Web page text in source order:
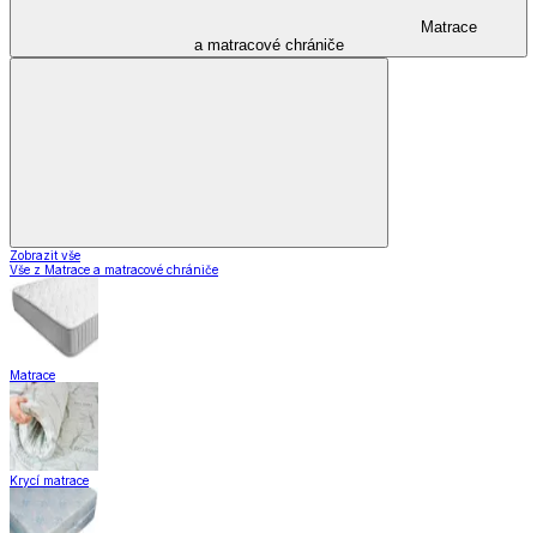
Matrace
a matracové chrániče
Zobrazit vše
Vše z Matrace a matracové chrániče
Matrace
Krycí matrace